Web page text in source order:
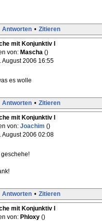
Antworten • Zitieren
mit Konjunktiv I
von: Mascha ()
August 2006 16:55
es wolle
Antworten • Zitieren
mit Konjunktiv I
von: Joachim ()
August 2006 02:08
Antworten • Zitieren
mit Konjunktiv I
von: Phloxy ()